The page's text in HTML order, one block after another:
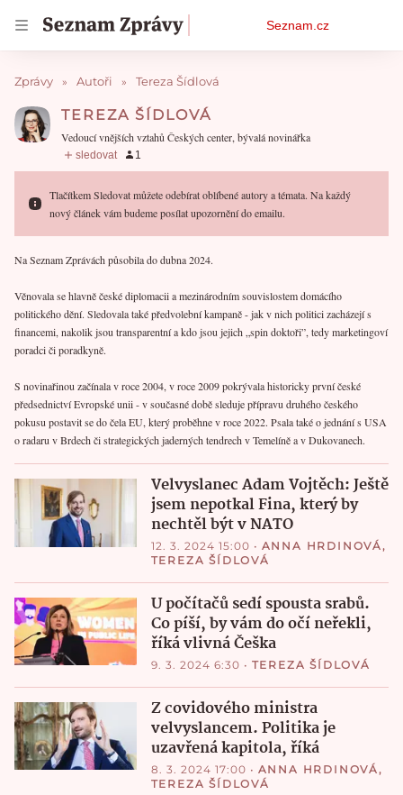
menu
Seznam.cz
Zprávy Autoři Tereza Šídlová
TEREZA ŠÍDLOVÁ
Vedoucí vnějších vztahů Českých center, bývalá novinářka
Tlačítkem Sledovat můžete odebírat oblíbené autory a témata. Na každý
nový článek vám budeme posílat upozornění do emailu.
Na Seznam Zprávách působila do dubna 2024.
Věnovala se hlavně české diplomacii a mezinárodním souvislostem domácího
politického dění. Sledovala také předvolební kampaně - jak v nich politici zacházejí s
financemi, nakolik jsou transparentní a kdo jsou jejich „spin doktoři”, tedy marketingoví
poradci či poradkyně.
S novinařinou začínala v roce 2004, v roce 2009 pokrývala historicky první české
předsednictví Evropské unii - v současné době sleduje přípravu druhého českého
pokusu postavit se do čela EU, který proběhne v roce 2022. Psala také o jednání s USA
o radaru v Brdech či strategických jaderných tendrech v Temelíně a v Dukovanech.
Velvyslanec Adam Vojtěch: Ještě
jsem nepotkal Fina, který by
nechtěl být v NATO
12. 3. 2024 15:00 • ANNA HRDINOVÁ,
TEREZA ŠÍDLOVÁ
U počítačů sedí spousta srabů.
Co píší, by vám do očí neřekli,
říká vlivná Češka
9. 3. 2024 6:30 • TEREZA ŠÍDLOVÁ
Z covidového ministra
velvyslancem. Politika je
uzavřená kapitola, říká
8. 3. 2024 17:00 • ANNA HRDINOVÁ ,
TEREZA ŠÍDLOVÁ